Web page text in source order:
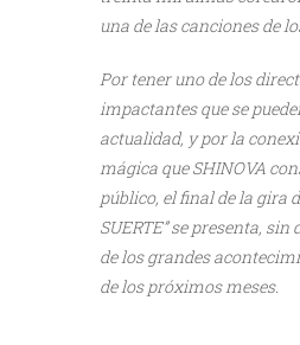
una de las canciones de
Por tener uno de los
impactantes que se
actualidad, y por la
mágica que SHINOVA
público, el final de la gira
SUERTE” se presenta,
de los grandes
de los próximos meses.